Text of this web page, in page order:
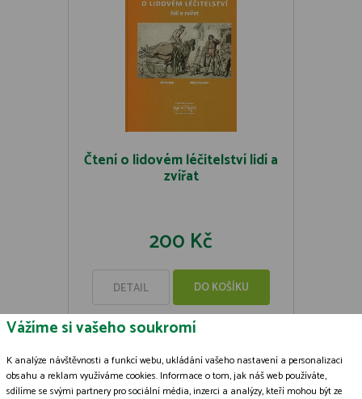
Čtení o lidovém léčitelství lidí a
zvířat
200 Kč
DETAIL DO KOŠÍKU
Vážíme si vašeho soukromí
K analýze návštěvnosti a funkcí webu, ukládání vašeho nastavení a personalizaci
obsahu a reklam využíváme cookies. Informace o tom, jak náš web používáte,
sdílíme se svými partnery pro sociální média, inzerci a analýzy, kteří mohou být ze